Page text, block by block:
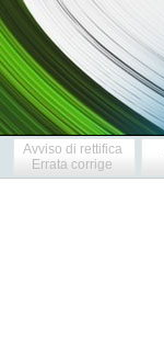
Avviso di rettifica
Errata corrige